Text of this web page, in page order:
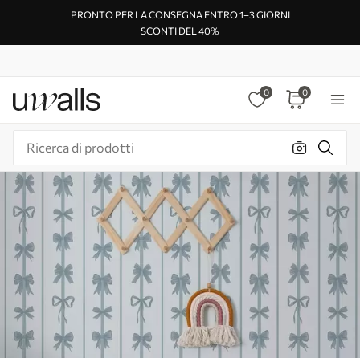
PRONTO PER LA CONSEGNA ENTRO 1–3 GIORNI
SCONTI DEL 40%
0 0